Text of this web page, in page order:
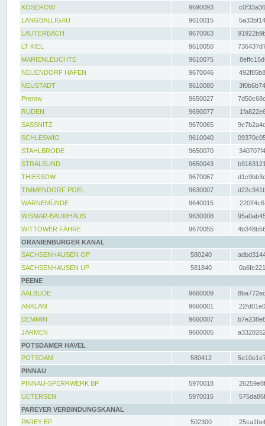
KOSEROW
9690093
LANGBALLIGAU
9610015
LAUTERBACH
9670063
LT KIEL
9610050
MARIENLEUCHTE
9610075
NEUENDORF HAFEN
9670046
NEUSTADT
9610080
Prerow
9650027
RUDEN
9690077
SASSNITZ
9670065
SCHLESWIG
9610040
STAHLBRODE
9650070
STRALSUND
9650043
THIESSOW
9670067
TIMMENDORF POEL
9630007
WARNEMÜNDE
9640015
WISMAR-BAUMHAUS
9630008
WITTOWER FÄHRE
9670055
ORANIENBURGER KANAL
SACHSENHAUSEN OP
580240
SACHSENHAUSEN UP
581840
PEENE
AALBUDE
9660009
ANKLAM
9660001
DEMMIN
9660007
JARMEN
9660005
POTSDAMER HAVEL
POTSDAM
580412
PINNAU
PINNAU-SPERRWERK BP
5970018
UETERSEN
5970016
PAREYER VERBINDUNGSKANAL
PAREY EP
502300